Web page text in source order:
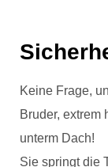
Keine Frage,
Bruder, extrem
unterm Dach!
Sie springt die